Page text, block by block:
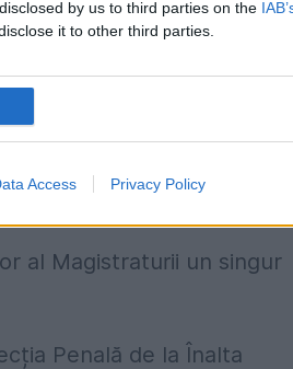
by us to third parties on the
it to other third parties.
Access Privacy Policy
. Lia Savonea a optat
după ce a obținut 48
maxim pe care îl
al Magistraturii un singur
Penală de la Înalta